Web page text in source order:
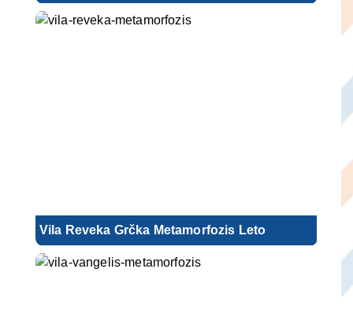
Vila Reveka Grčka Metamorfozis Leto